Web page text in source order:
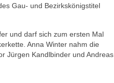
Gau- und Bezirkskönigstitel
und darf sich zum ersten Mal
Anna Winter nahm die
Jürgen Kandlbinder und Andreas